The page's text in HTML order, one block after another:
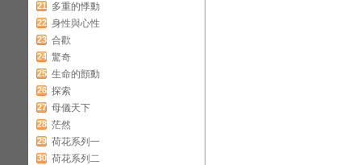
21 多重的悸動
22 身性與心性
23 合歡
24 驚奇
25 生命的顫動
26 探索
27 母儀天下
28 茫然
29 荷花系列一
30 荷花系列二